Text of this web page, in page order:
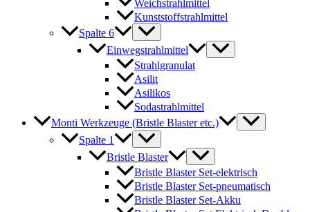
Weichstrahlmittel
Kunststoffstrahlmittel
Spalte 6
Einwegstrahlmittel
Strahlgranulat
Asilit
Asilikos
Sodastrahlmittel
Monti Werkzeuge (Bristle Blaster etc.)
Spalte 1
Bristle Blaster
Bristle Blaster Set-elektrisch
Bristle Blaster Set-pneumatisch
Bristle Blaster Set-Akku